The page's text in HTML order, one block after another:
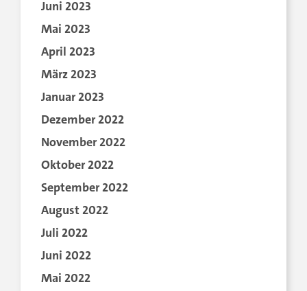
Juni 2023
Mai 2023
April 2023
März 2023
Januar 2023
Dezember 2022
November 2022
Oktober 2022
September 2022
August 2022
Juli 2022
Juni 2022
Mai 2022